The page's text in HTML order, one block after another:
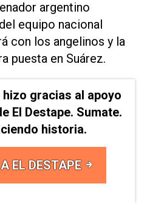
argentino
equipo nacional
con los angelinos y la
puesta en Suárez.
gracias al apoyo
El Destape. Sumate.
historia.
EL DESTAPE